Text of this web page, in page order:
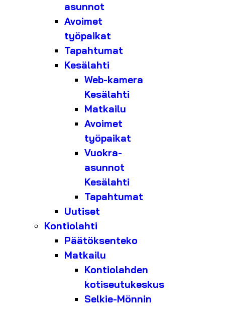
asunnot
Avoimet
työpaikat
Tapahtumat
Kesälahti
Web-kamera
Kesälahti
Matkailu
Avoimet
työpaikat
Vuokra-
asunnot
Kesälahti
Tapahtumat
Uutiset
Kontiolahti
Päätöksenteko
Matkailu
Kontiolahden
kotiseutukeskus
Selkie-Mönnin